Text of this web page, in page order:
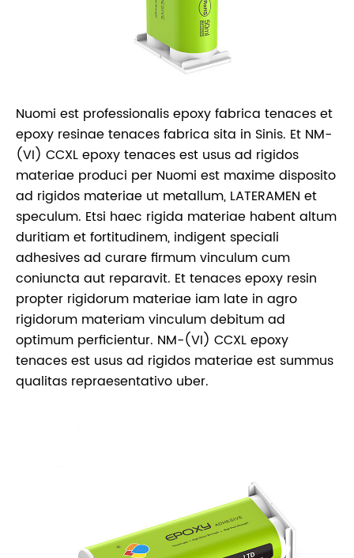
Nuomi est professionalis epoxy fabrica tenaces et
epoxy resinae tenaces fabrica sita in Sinis. Et NM-
(VI) CCXL epoxy tenaces est usus ad rigidos
materiae produci per Nuomi est maxime disposito
ad rigidos materiae ut metallum, LATERAMEN et
speculum. Etsi haec rigida materiae habent altum
duritiam et fortitudinem, indigent speciali
adhesives ad curare firmum vinculum cum
coniuncta aut reparavit. Et tenaces epoxy resin
propter rigidorum materiae iam late in agro
rigidorum materiam vinculum debitum ad
optimum perficientur. NM-(VI) CCXL epoxy
tenaces est usus ad rigidos materiae est summus
qualitas repraesentativo uber.